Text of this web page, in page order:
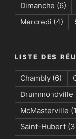
Dimanche (6)
Mercredi (4)
LISTE DES
Chambly (6)
Drummondville
McMasterville
Saint-Hubert